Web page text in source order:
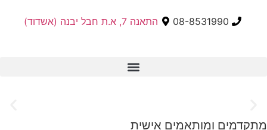
08-8531990
התאנה 7, א.ת חבל יבנה (אשדוד)
מתקדמים ומותאמים אישית